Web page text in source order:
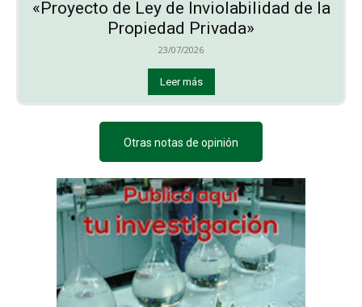
«Proyecto de Ley de Inviolabilidad de la
Propiedad Privada»
23/07/2026
Leer más
Otras notas de opinión